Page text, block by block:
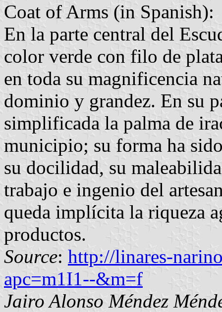
Coat of Arms (in Spanish):
En la parte central del
color verde con filo de
en toda su magnificencia
dominio y grandez. En su
simplificada la palma de
municipio; su forma ha
su docilidad, su
trabajo e ingenio del
queda implícita la riqueza
productos.
Source: http://linares-
apc=m1I1--&m=f
Jairo Alonso Méndez